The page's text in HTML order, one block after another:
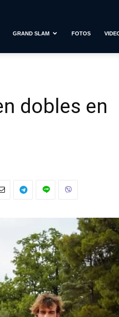
GRAND SLAM FOTOS
dobles en